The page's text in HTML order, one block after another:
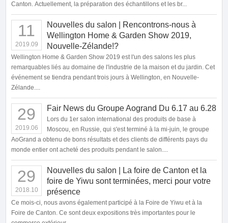
Canton. Actuellement, la préparation des échantillons et les br...
11
2019.09
Nouvelles du salon | Rencontrons-nous à
Wellington Home & Garden Show 2019,
Nouvelle-Zélande!?
Wellington Home & Garden Show 2019 est l'un des salons les plus
remarquables liés au domaine de l'industrie de la maison et du jardin. Cet
événement se tiendra pendant trois jours à Wellington, en Nouvelle-
Zélande....
29
2019.06
Fair News du Groupe Aogrand Du 6.17 au 6.28
Lors du 1er salon international des produits de base à
Moscou, en Russie, qui s'est terminé à la mi-juin, le groupe
AoGrand a obtenu de bons résultats et des clients de différents pays du
monde entier ont acheté des produits pendant le salon....
29
2018.10
Nouvelles du salon | La foire de Canton et la
foire de Yiwu sont terminées, merci pour votre
présence
Ce mois-ci, nous avons également participé à la Foire de Yiwu et à la
Foire de Canton. Ce sont deux expositions très importantes pour le